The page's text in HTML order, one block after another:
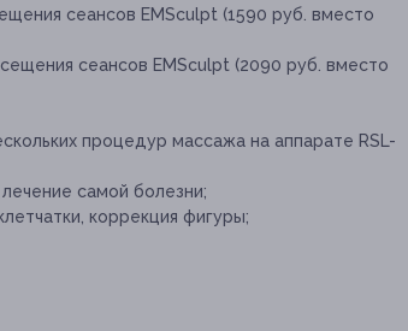
сеансов EMSculpt (1590 руб. вместо
сеансов EMSculpt (2090 руб. вместо
процедур массажа на аппарате RSL-
самой болезни;
коррекция фигуры;